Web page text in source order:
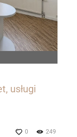
usługi
249
0